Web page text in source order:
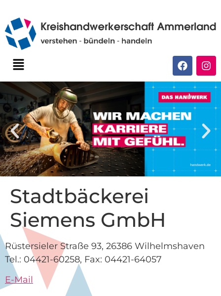
Stadtbäckerei
Siemens GmbH
Rüstersieler Straße 93, 26386 Wilhelmshaven
Tel.: 04421-60258, Fax: 04421-64057
E-Mail